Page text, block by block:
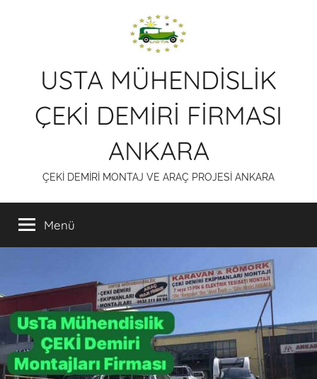
USTA MÜHENDİSLİK
ÇEKİ DEMİRİ FİRMASI
ANKARA
ÇEKİ DEMİRİ MONTAJ VE ARAÇ PROJESİ ANKARA
Menü